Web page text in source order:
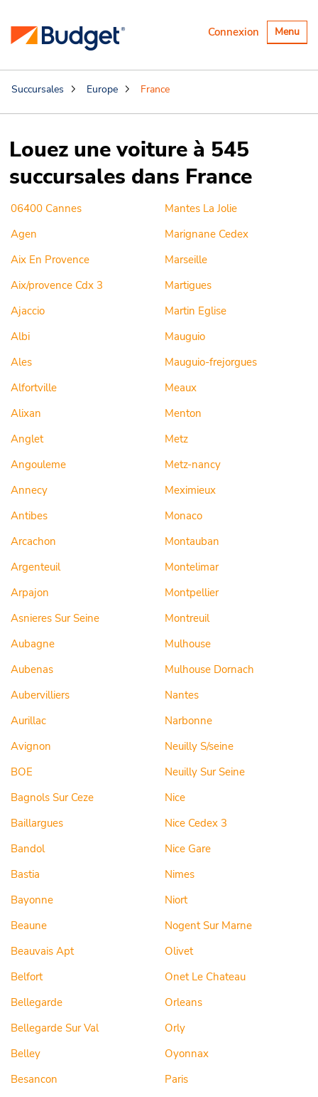
Basculer
la
Menu
Connexion
Succursales Europe France
Louez une voiture à 545
succursales dans France
06400 Cannes
Agen
Aix En Provence
Aix/provence Cdx 3
Ajaccio
Albi
Ales
Alfortville
Alixan
Anglet
Angouleme
Annecy
Antibes
Arcachon
Argenteuil
Arpajon
Asnieres Sur Seine
Aubagne
Aubenas
Aubervilliers
Aurillac
Avignon
BOE
Bagnols Sur Ceze
Baillargues
Bandol
Bastia
Bayonne
Beaune
Beauvais Apt
Belfort
Bellegarde
Bellegarde Sur Val
Belley
Besancon
Mantes La Jolie
Marignane Cedex
Marseille
Martigues
Martin Eglise
Mauguio
Mauguio-frejorgues
Meaux
Menton
Metz
Metz-nancy
Meximieux
Monaco
Montauban
Montelimar
Montpellier
Montreuil
Mulhouse
Mulhouse Dornach
Nantes
Narbonne
Neuilly S/seine
Neuilly Sur Seine
Nice
Nice Cedex 3
Nice Gare
Nimes
Niort
Nogent Sur Marne
Olivet
Onet Le Chateau
Orleans
Orly
Oyonnax
Paris